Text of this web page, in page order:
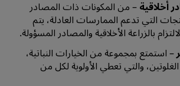
أخلاقية – من المكونات ذات المصادر
التي تدعم الممارسات العادلة، يتم
بالزراعة الأخلاقية والمصادر المسؤولة.
– استمتع بمجموعة من الخيارات النباتية،
الغلوتين، والتي تعطي الأولوية لكل من